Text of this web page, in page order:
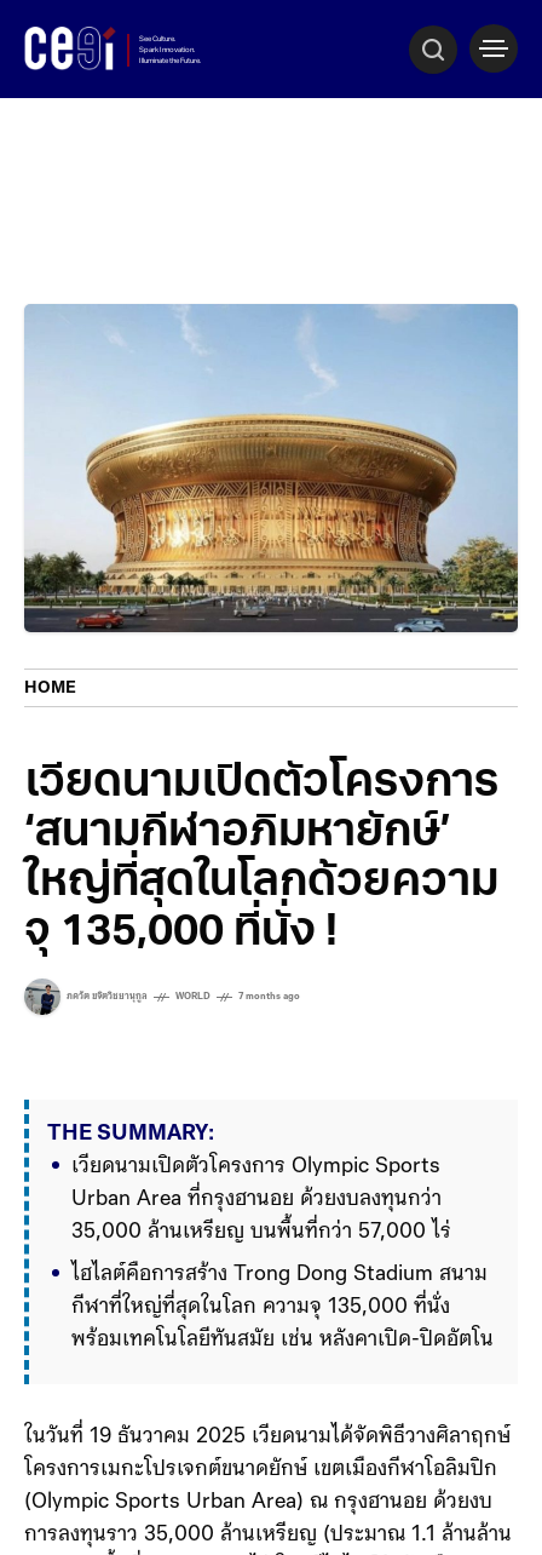
HOME
เวียดนามเปิดตัวโครงการ
‘สนามกีฬาอภิมหายักษ์’
ใหญ่ที่สุดในโลกด้วยความ
จุ 135,000 ที่นั่ง !
ภควัต ขจิตวิชยานุกูล WORLD 7 months ago
THE SUMMARY:
เวียดนามเปิดตัวโครงการ Olympic Sports
Urban Area ที่กรุงฮานอย ด้วยงบลงทุนกว่า
35,000 ล้านเหรียญ บนพื้นที่กว่า 57,000 ไร่
ไฮไลต์คือการสร้าง Trong Dong Stadium สนาม
กีฬาที่ใหญ่ที่สุดในโลก ความจุ 135,000 ที่นั่ง
พร้อมเทคโนโลยีทันสมัย เช่น หลังคาเปิด-ปิด
ในวันที่ 19 ธันวาคม 2025 เวียดนามได้จัดพิธีวางศิลาฤกษ์
โครงการเมกะโปรเจกต์ขนาดยักษ์ เขตเมืองกีฬาโอลิมปิก